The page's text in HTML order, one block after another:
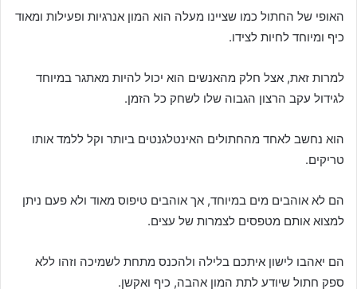
האופי של החתול כמו שציינו מעלה הוא המון אנרגיות ופעילות ומאוד
כיף ומיוחד לחיות לצידו.
למרות זאת, אצל חלק מהאנשים הוא יכול להיות מאתגר במיוחד
לגידול עקב הרצון הגבוה שלו לשחק כל הזמן.
הוא נחשב לאחד מהחתולים האינטלגנטים ביותר וקל ללמד אותו
טריקים.
הם לא אוהבים מים במיוחד, אך אוהבים טיפוס מאוד ולא פעם ניתן
למצוא אותם מטפסים לצמרות של עצים.
הם יאהבו לישון איתכם בלילה ולהכנס מתחת לשמיכה וזהו ללא
ספק חתול שיודע לתת המון אהבה, כיף ואקשן.